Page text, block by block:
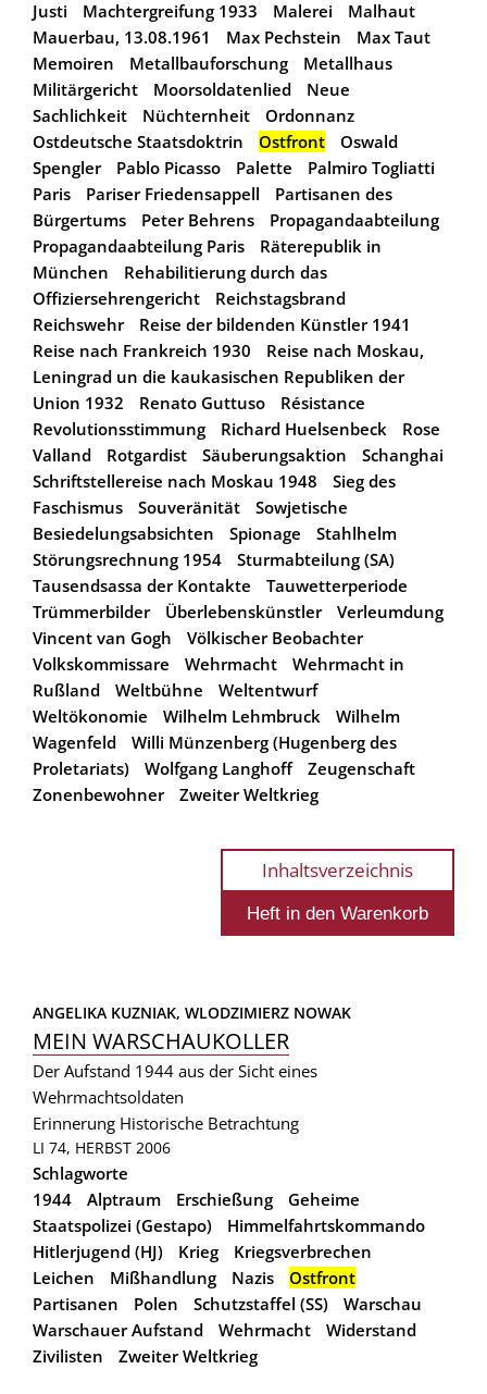
Justi Machtergreifung 1933 Malerei
Malhaut
Mauerbau, 13.08.1961
Max Pechstein
Max Taut
Memoiren
Metallbauforschung
Metallhaus
Militärgericht
Moorsoldatenlied
Neue
Sachlichkeit
Nüchternheit
Ordonnanz
Ostdeutsche Staatsdoktrin
Ostfront
Oswald
Spengler
Pablo Picasso Palette
Palmiro Togliatti
Paris
Pariser Friedensappell
Partisanen des
Bürgertums
Peter Behrens
Propagandaabteilung
Propagandaabteilung Paris
Räterepublik in
München
Rehabilitierung durch das
Offiziersehrengericht
Reichstagsbrand
Reichswehr
Reise der bildenden Künstler 1941
Reise nach Frankreich 1930
Reise nach Moskau,
Leningrad un die kaukasischen Republiken der
Union 1932
Renato Guttuso
Résistance
Revolutionsstimmung
Richard Huelsenbeck
Rose
Valland
Rotgardist Säuberungsaktion
Schanghai
Schriftstellereise nach Moskau 1948
Sieg des
Faschismus
Souveränität
Sowjetische
Besiedelungsabsichten
Spionage
Stahlhelm
Störungsrechnung 1954
Sturmabteilung (SA)
Tausendsassa der Kontakte
Tauwetterperiode
Trümmerbilder
Überlebenskünstler
Verleumdung
Vincent van Gogh
Völkischer Beobachter
Volkskommissare
Wehrmacht
Wehrmacht in
Rußland
Weltbühne
Weltentwurf
Weltökonomie
Wilhelm Lehmbruck
Wilhelm
Wagenfeld
Willi Münzenberg (Hugenberg des
Proletariats)
Wolfgang Langhoff
Zeugenschaft
Zonenbewohner
Zweiter Weltkrieg
Inhaltsverzeichnis
ANGELIKA KUZNIAK, WLODZIMIERZ NOWAK
MEIN WARSCHAUKOLLER
Der Aufstand 1944 aus der Sicht eines
Wehrmachtsoldaten
Erinnerung Historische Betrachtung
LI 74, HERBST 2006
Schlagworte
1944
Alptraum Erschießung
Geheime
Staatspolizei (Gestapo)
Himmelfahrtskommando
Hitlerjugend (HJ)
Krieg
Kriegsverbrechen
Leichen
Mißhandlung Nazis
Ostfront
Partisanen
Polen Schutzstaffel (SS)
Warschau
Warschauer Aufstand
Wehrmacht
Widerstand
Zivilisten
Zweiter Weltkrieg